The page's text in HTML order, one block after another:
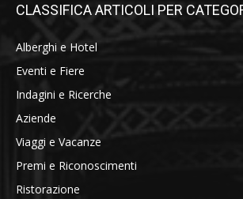
CLASSIFICA ARTICOLI PER
Alberghi e Hotel
Eventi e Fiere
Indagini e Ricerche
Aziende
Viaggi e Vacanze
Premi e Riconoscimenti
Ristorazione